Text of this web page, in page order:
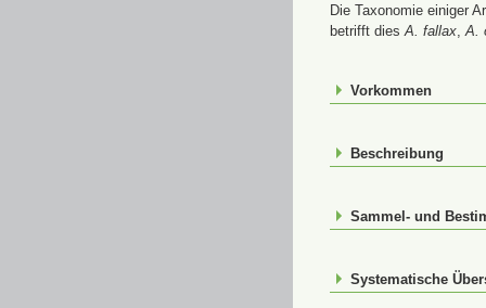
Die Taxonomie einiger
betrifft diesA. fallax,A.
Vorkommen
Beschreibung
Sammel- und
Systematische